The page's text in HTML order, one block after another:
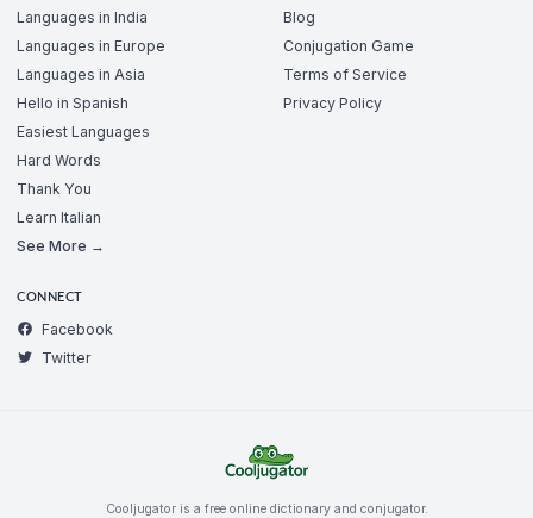
Languages in India
Languages in Europe
Languages in Asia
Hello in Spanish
Easiest Languages
Hard Words
Thank You
Learn Italian
See More →
Blog
Conjugation Game
Terms of Service
Privacy Policy
CONNECT
Facebook
Twitter
Cooljugator is a free online dictionary and conjugator.